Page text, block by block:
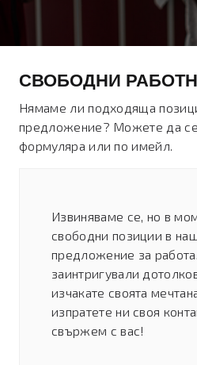
СВОБОДНИ
Нямаме ли подходяща
предложение? Можете да
формуляра или по имейл.
Извиняваме се, но в
свободни позиции в
предложение за
заинтригували
изчакате своята
изпратете ни своя
свържем с вас!